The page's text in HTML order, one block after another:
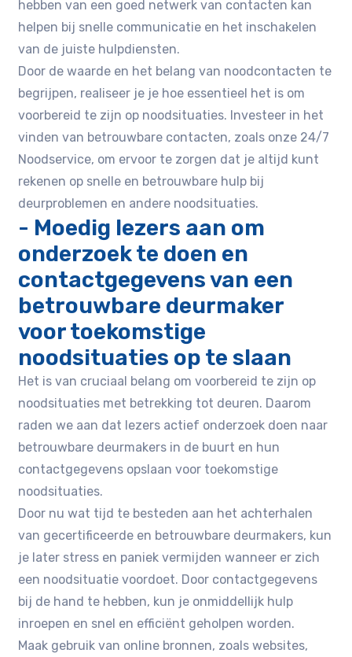
hebben van een goed netwerk van contacten kan
helpen bij snelle communicatie en het inschakelen
van de juiste hulpdiensten.
Door de waarde en het belang van noodcontacten te
begrijpen, realiseer je je hoe essentieel het is om
voorbereid te zijn op noodsituaties. Investeer in het
vinden van betrouwbare contacten, zoals onze 24/7
Noodservice, om ervoor te zorgen dat je altijd kunt
rekenen op snelle en betrouwbare hulp bij
deurproblemen en andere noodsituaties.
- Moedig lezers aan om
onderzoek te doen en
contactgegevens van een
betrouwbare deurmaker
voor toekomstige
noodsituaties op te slaan
Het is van cruciaal belang om voorbereid te zijn op
noodsituaties met betrekking tot deuren. Daarom
raden we aan dat lezers actief onderzoek doen naar
betrouwbare deurmakers in de buurt en hun
contactgegevens opslaan voor toekomstige
noodsituaties.
Door nu wat tijd te besteden aan het achterhalen
van gecertificeerde en betrouwbare deurmakers, kun
je later stress en paniek vermijden wanneer er zich
een noodsituatie voordoet. Door contactgegevens
bij de hand te hebben, kun je onmiddellijk hulp
inroepen en snel en efficiënt geholpen worden.
Maak gebruik van online bronnen, zoals websites,